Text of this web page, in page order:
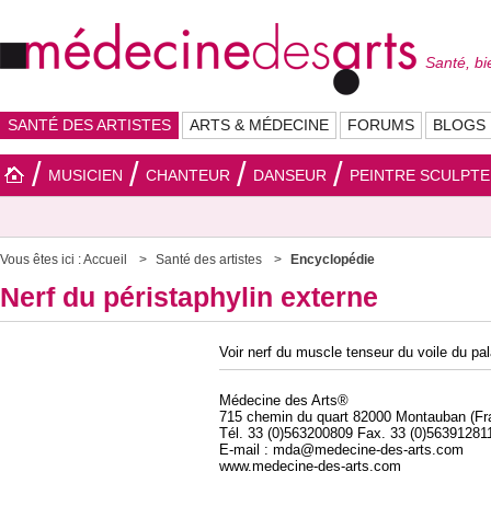
Santé,
SANTÉ DES ARTISTES ARTS & MÉDECINE FORUMS BLOGS
MUSICIEN CHANTEUR DANSEUR PEINTRE
Vous êtes ici :Accueil Santé des artistes Encyclopédie
Nerf du péristaphylin externe
Voir nerf du muscle tenseur du voile du
Médecine des Arts®
715 chemin du quart 82000 Montauban
Tél. 33 (0)563200809 Fax. 33
E-mail : mda@medecine-des-arts.com
www.medecine-des-arts.com